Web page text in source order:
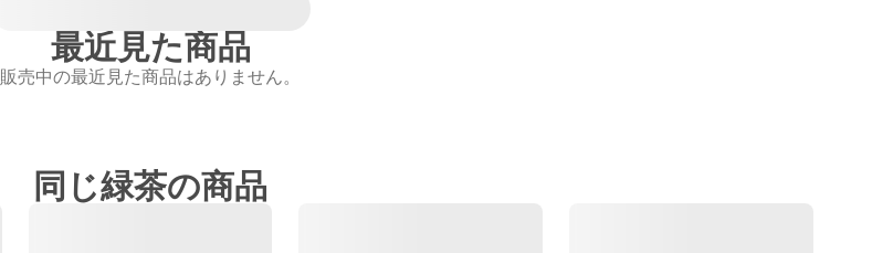
最近見た商品
販売中の最近見た商品はありません。
同じ緑茶の商品